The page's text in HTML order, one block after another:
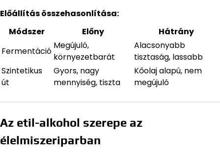
Előállítás összehasonlítása:
Módszer
Előny
Hátrány
Fermentáció
Megújuló,
környezetbarát
Alacsonyabb
tisztaság, lassabb
Szintetikus
út
Gyors, nagy
mennyiség, tiszta
Kőolaj alapú, nem
megújuló
Az etil-alkohol szerepe az
élelmiszeriparban